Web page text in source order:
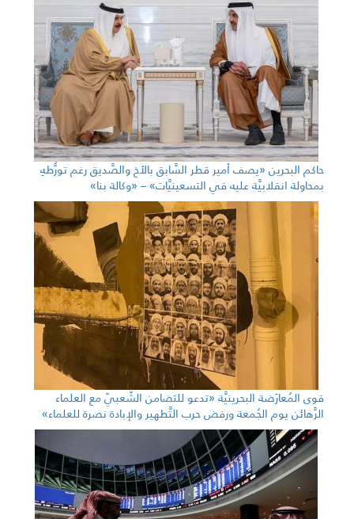
حاكم البحرين «يصف أمير قطر السَّابق بالأخ والصَّديق رغم تورُّطهِ
بمحاولة انقلابيَّة عليه في التسعينيَّات» – «وكالة بنا»
قوى المُعارَضة البحرينيَّة «تدعو للتضامن الشّعبيّ مع العلماء
الرَّهائن يوم الجُمعة ورفض حرب التَّطهير والإبادة نصرة للعلماء»